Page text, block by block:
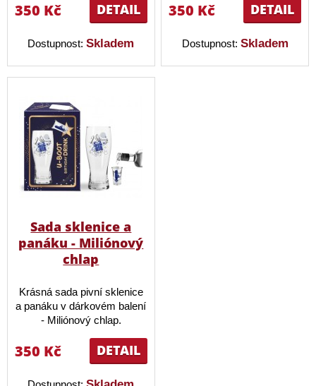
DETAIL
350 Kč
Dostupnost:Skladem
DETAIL
350 Kč
Dostupnost: Skladem
Sada sklenice a
panáku - Miliónový
chlap
Krásná sada pivní sklenice
a panáku v dárkovém balení
- Miliónový chlap.
DETAIL
350 Kč